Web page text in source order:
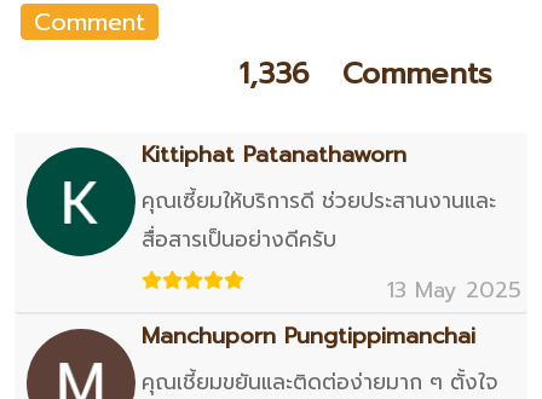
Comment
1,336 Comments
Kittiphat Patanathaworn
คุณเซี้ยมให้บริการดี ช่วยประสานงานและ
สื่อสารเป็นอย่างดีครับ
13 May 2025
Manchuporn Pungtippimanchai
คุณเชี้ยมขยันและติดต่อง่ายมาก ๆ ตั้งใจ